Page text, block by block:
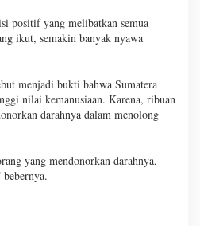
positif yang melibatkan semua
ikut, semakin banyak nyawa
menjadi bukti bahwa Sumatera
nilai kemanusiaan. Karena, ribuan
darahnya dalam menolong
yang mendonorkan darahnya,